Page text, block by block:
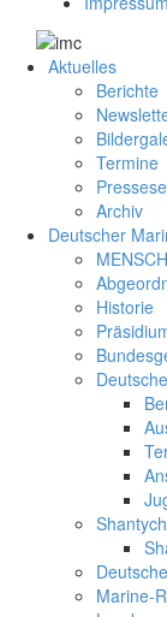
Aktuelles
Berichte
Termine
Archiv
Deutscher
Historie
Marine-